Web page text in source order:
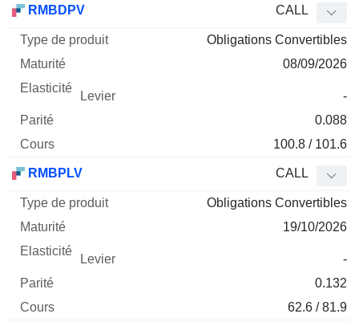
RMBDPV CALL
Obligations Convertibles
08/09/2026
-
0.088
100.8 / 101.6
RMBPLV CALL
Obligations Convertibles
19/10/2026
-
0.132
62.6 / 81.9